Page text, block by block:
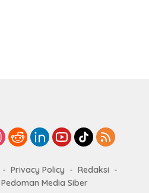
Privacy Policy
Redaksi
Pedoman Media Siber